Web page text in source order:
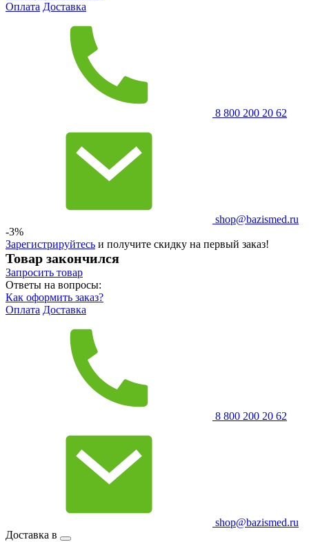
Оплата Доставка
8 800 200 20 62
shop@bazismed.ru
-3%
Зарегистрируйтесь и получите скидку на первый заказ!
Товар закончился
Запросить товар
Ответы на вопросы:
Как оформить заказ?
Оплата Доставка
8 800 200 20 62
shop@bazismed.ru
Доставка в